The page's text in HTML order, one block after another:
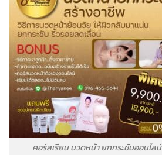
คอร์สเรียน นวดหน้า ยกกระชับออนไลน์